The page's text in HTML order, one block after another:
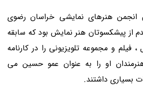
هنرهای نمایشی خراسان رضوی
از پیشکسوتان هنر نمایش بود که سابقه
فیلم و مجموعه تلویزیونی را در کارنامه
او را به عنوان عمو حسین می
بسیاری داشتند.